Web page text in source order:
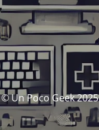
© Un Poco Geek 2025